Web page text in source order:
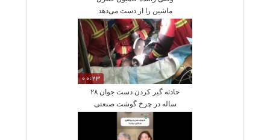
ماشین را از دست می‌دهد
00:23
حادثه گیر کردن دست جوان ۲۸
ساله در چرخ گوشت صنعتی